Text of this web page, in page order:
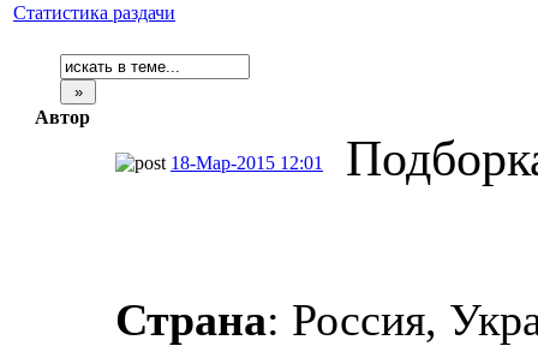
Статистика раздачи
Автор
18-Мар-2015 12:01
Страна: Россия,